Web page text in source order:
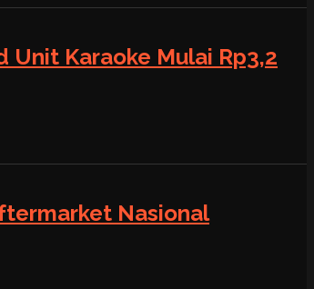
Unit Karaoke Mulai Rp3,2
Nasional